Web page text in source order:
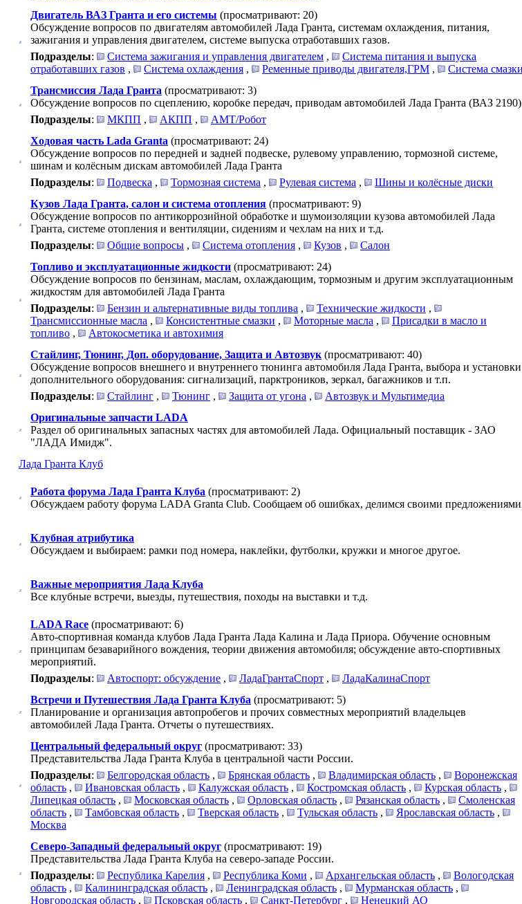
Двигатель ВАЗ Гранта и его системы (просматривают: 20)
Обсуждение вопросов по двигателям автомобилей Лада Гранта, системам охлаждения, питания,
зажигания и управления двигателем, системе выпуска отработавших газов.
Подразделы: Система зажигания и управления двигателем ,
Система питания и выпуска
отработавших газов , Система охлаждения , Ременные приводы двигателя,ГРМ , Система смазки
Трансмиссия Лада Гранта (просматривают: 3)
Обсуждение вопросов по сцеплению, коробке передач, приводам автомобилей Лада Гранта (ВАЗ
Подразделы: МКПП , АКПП , АМТ/Робот
Ходовая часть Lada Granta (просматривают: 24)
Обсуждение вопросов по передней и задней подвеске, рулевому управлению, тормозной системе,
шинам и колёсным дискам автомобилей Лада Гранта
Подразделы: Подвеска , Тормозная система , Рулевая система , Шины и колёсные диски
Кузов Лада Гранта, салон и система отопления (просматривают: 9)
Обсуждение вопросов по антикоррозийной обработке и шумоизоляции кузова автомобилей Лада
Гранта, системе отопления и вентиляции, сидениям и чехлам на них и т.д.
Подразделы: Общие вопросы , Система отопления , Кузов , Салон
Топливо и эксплуатационные жидкости (просматривают: 24)
Обсуждение вопросов по бензинам, маслам, охлаждающим, тормозным и другим эксплуатационным
жидкостям для автомобилей Лада Гранта
Подразделы: Бензин и альтернативные виды топлива , Технические жидкости ,
Трансмиссионные масла , Консистентные смазки , Моторные масла ,
Присадки в масло и
топливо , Автокосметика и автохимия
Стайлинг, Тюнинг, Доп. оборудование, Защита и Автозвук (просматривают: 40)
Обсуждение вопросов внешнего и внутреннего тюнинга автомобиля Лада Гранта, выбора и установки
дополнительного оборудования: сигнализаций, парктроников, зеркал, багажников и т.п.
Подразделы: Стайлинг , Тюнинг , Защита от угона , Автозвук и Мультимедиа
Оригинальные запчасти LADA
Раздел об оригинальных запасных частях для автомобилей Лада. Официальный поставщик - ЗАО
"ЛАДА Имидж".
Лада Гранта Клуб
Работа форума Лада Гранта Клуба (просматривают: 2)
Обсуждаем работу форума LADA Granta Club. Сообщаем об ошибках, делимся своими
Клубная атрибутика
Обсуждаем и выбираем: рамки под номера, наклейки, футболки, кружки и многое другое.
Важные мероприятия Лада Клуба
Все клубные встречи, выезды, путешествия, походы на выставки и т.д.
LADA Race (просматривают: 6)
Авто-спортивная команда клубов Лада Гранта Лада Калина и Лада Приора. Обучение основным
принципам безаварийного вождения, теории движения автомобиля; обсуждение авто-спортивных
мероприятий.
Подразделы: Автоспорт: обсуждение , ЛадаГрантаСпорт , ЛадаКалинаСпорт
Встречи и Путешествия Лада Гранта Клуба (просматривают: 5)
Планирование и организация автопробегов и прочих совместных мероприятий владельцев
автомобилей Лада Гранта. Отчеты о путешествиях.
Центральный федеральный округ (просматривают: 33)
Представительства Лада Гранта Клуба в центральной части России.
Подразделы: Белгородская область , Брянская область , Владимирская область ,
Воронежская
область , Ивановская область , Калужская область , Костромская область , Курская область ,
Липецкая область , Московская область , Орловская область , Рязанская область ,
Смоленская
область , Тамбовская область , Тверская область , Тульская область , Ярославская область ,
Москва
Северо-Западный федеральный округ (просматривают: 19)
Представительства Лада Гранта Клуба на северо-западе России.
Подразделы: Республика Карелия , Республика Коми , Архангельская область ,
Вологодская
область , Калининградская область , Ленинградская область , Мурманская область ,
Новгородская область , Псковская область , Санкт-Петербург , Ненецкий АО